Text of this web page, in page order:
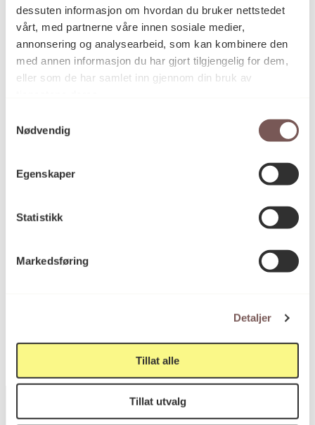
dessuten informasjon om hvordan du bruker nettstedet
vårt, med partnerne våre innen sosiale medier,
annonsering og analysearbeid, som kan kombinere den
med annen informasjon du har gjort tilgjengelig for dem,
eller som de har samlet inn gjennom din bruk av
Nødvendig
Egenskaper
Statistikk
Markedsføring
Detaljer
Tillat alle
Tillat utvalg
Kunstner Maja Nilsen
Blyanttegning, Gouache, Tegning
Mål